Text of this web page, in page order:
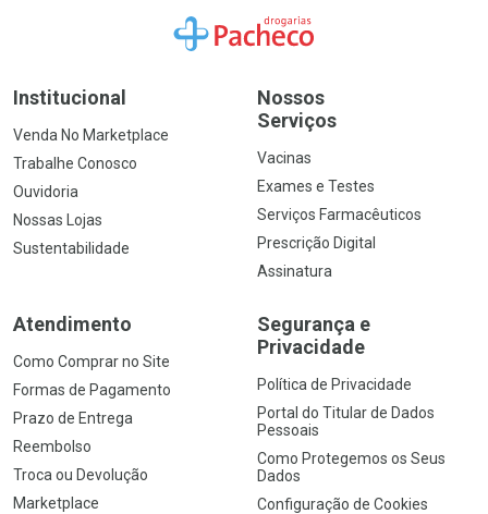
Ir para a Home
Institucional
Venda No Marketplace
Trabalhe Conosco
Ouvidoria
Nossas Lojas
Sustentabilidade
Nossos
Serviços
Vacinas
Exames e Testes
Serviços Farmacêuticos
Prescrição Digital
Assinatura
Atendimento
Como Comprar no Site
Formas de Pagamento
Prazo de Entrega
Reembolso
Troca ou Devolução
Marketplace
Segurança e
Privacidade
Política de Privacidade
Portal do Titular de Dados
Pessoais
Como Protegemos os Seus
Dados
Configuração de Cookies